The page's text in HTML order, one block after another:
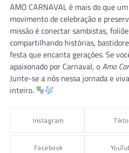
AMO CARNAVAL é mais do que
movimento de celebração e
missão é conectar sambistas,
compartilhando histórias,
festa que encanta gerações. Se
apaixonado por Carnaval, oAmo
Junte-se a nós nessa jornada e
inteiro.
Instagram
Facebook